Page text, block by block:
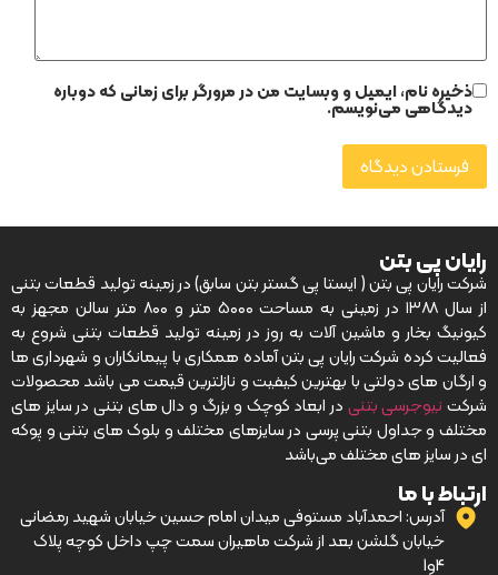
ذخیره نام، ایمیل و وبسایت من در مرورگر برای زمانی که دوباره
دیدگاهی می‌نویسم.
رایان پی بتن
شرکت رایان پی بتن ( ایستا پی گستر بتن سابق) در زمینه تولید قطعات بتنی
از سال ۱۳۸۸ در زمینی به مساحت ۵۰۰۰ متر و ۸۰۰ متر سالن مجهز به
کیونیگ بخار و ماشین آلات به روز در زمینه تولید قطعات بتنی شروع به
فعالیت کرده شرکت رایان پی بتن آماده همکاری با پیمانکاران و شهرداری ها
و ارگان های دولتی با بهترین کیفیت و نازلترین قیمت می باشد محصولات
شرکتنیوجرسی بتنیدر ابعاد کوچک و بزرگ و دال های بتنی در سایز های
مختلف و جداول بتنی پرسی در سایزهای مختلف و بلوک های بتنی و پوکه
ای در سایز های مختلف می‌باشد
ارتباط با ما
آدرس: احمدآباد مستوفی میدان امام حسین خیابان شهید رمضانی
خیابان گلشن بعد از شرکت ماهیران سمت چپ داخل کوچه پلاک
4و1